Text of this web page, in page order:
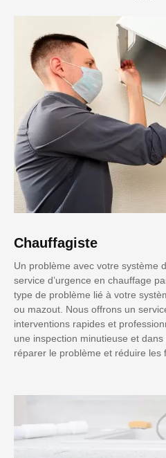
Chauffagiste
Un problème avec votre système
service d’urgence en chauffage
type de problème lié à votre
ou mazout. Nous offrons un
interventions rapides et
une inspection minutieuse et
réparer le problème et réduire les